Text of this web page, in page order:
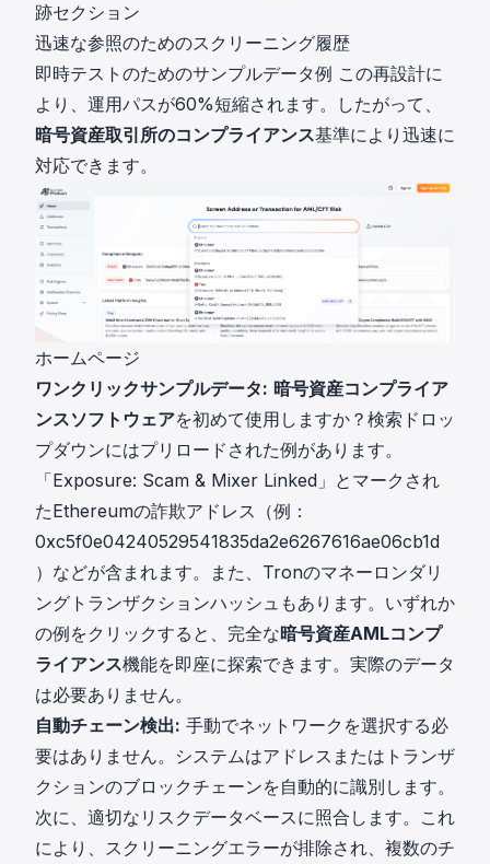
跡セクション
迅速な参照のためのスクリーニング履歴
即時テストのためのサンプルデータ例 この再設計に
より、運用パスが60%短縮されます。したがって、
暗号資産取引所のコンプライアンス基準により迅速に
対応できます。
ホームページ
ワンクリックサンプルデータ: 暗号資産コンプライア
ンスソフトウェアを初めて使用しますか？検索ドロッ
プダウンにはプリロードされた例があります。
「Exposure: Scam & Mixer Linked」とマークされ
たEthereumの詐欺アドレス（例：
0xc5f0e04240529541835da2e6267616ae06cb1d
）などが含まれます。また、Tronのマネーロンダリ
ングトランザクションハッシュもあります。いずれか
の例をクリックすると、完全な暗号資産AMLコンプ
ライアンス機能を即座に探索できます。実際のデータ
は必要ありません。
自動チェーン検出: 手動でネットワークを選択する必
要はありません。システムはアドレスまたはトランザ
クションのブロックチェーンを自動的に識別します。
次に、適切なリスクデータベースに照合します。これ
により、スクリーニングエラーが排除され、複数のチ